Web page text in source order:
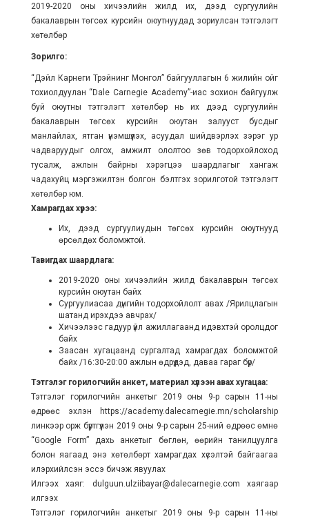
2019-2020 оны хичээлийн жилд их, дээд сургуулийн
бакалаврын төгсөх курсийн оюутнуудад зориулсан тэтгэлэгт
хөтөлбөр
Зорилго:
“Дэйл Карнеги Трэйнинг Монгол” байгууллагын 6 жилийн ойг
тохиолдуулан “Dale Carnegie Academy”-иас зохион байгуулж
буй оюутны тэтгэлэгт хөтөлбөр нь их дээд сургуулийн
бакалаврын төгсөх курсийн оюутан залууст бусдыг
манлайлах, ятган үнэмшүүлэх, асуудал шийдвэрлэх зэрэг ур
чадваруудыг олгох, амжилт ололтоо зөв тодорхойлоход
тусалж, ажлын байрны хэрэгцээ шаардлагыг хангаж
чадахуйц мэргэжилтэн болгон бэлтгэх зорилготой тэтгэлэгт
хөтөлбөр юм.
Хамрагдах хүрээ:
Их, дээд сургуулиудын төгсөх курсийн оюутнууд
өрсөлдөх боломжтой.
Тавигдах шаардлага:
2019-2020 оны хичээлийн жилд бакалаврын төгсөх
курсийн оюутан байх
Сургуулиасаа дүнгийн тодорхойлолт авах /Ярилцлагын
шатанд ирэхдээ авчрах/
Хичээлээс гадуур үйл ажиллагаанд идэвхтэй оролцдог
байх
Заасан хугацаанд сургалтад хамрагдах боломжтой
байх /16:30-20:00 ажлын өдрүүдэд, даваа гараг бүр/
Тэтгэлэг горилогчийн анкет, материал хүлээн авах хугацаа:
Тэтгэлэг горилогчийн анкетыг 2019 оны 9-р сарын 11-ны
өдрөөс эхлэн https://academy.dalecarnegie.mn/scholarship
линкээр орж бүртгүүлэн 2019 оны 9-р сарын 25-ний өдрөөс өмнө
“Google Form” дахь анкетыг бөглөн, өөрийн танилцуулга
болон яагаад энэ хөтөлбөрт хамрагдах хүсэлтэй байгаагаа
илэрхийлсэн эссэ бичэж явуулах
Илгээх хаяг: dulguun.ulziibayar@dalecarnegie.com хаягаар
илгээх
Тэтгэлэг горилогчийн анкетыг 2019 оны 9-р сарын 11-ны